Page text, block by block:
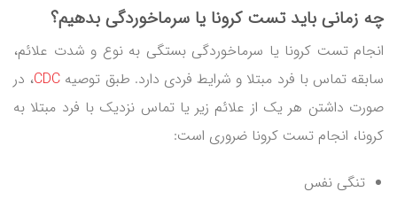
چه زمانی بایدتست کرونا یا سرماخوردگی بدهیم؟
انجام تست کرونا یا سرماخوردگی بستگی به نوع و شدت علائم،
سابقه تماس با فرد مبتلا و شرایط فردی دارد. طبق توصیه CDC، در
صورت داشتن هر یک از علائم زیر یا تماس نزدیک با فرد مبتلا به
کرونا، انجام تست کرونا ضروری است:
تنگی نفس